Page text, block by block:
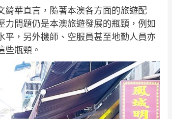
綺華直言，隨著本澳各方面的旅遊配
問題仍是本澳旅遊發展的瓶頸，例如
，另外機師、空服員甚至地勤人員亦
些瓶頸。